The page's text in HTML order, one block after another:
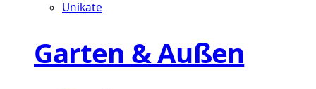
Unikate
Garten & Außen